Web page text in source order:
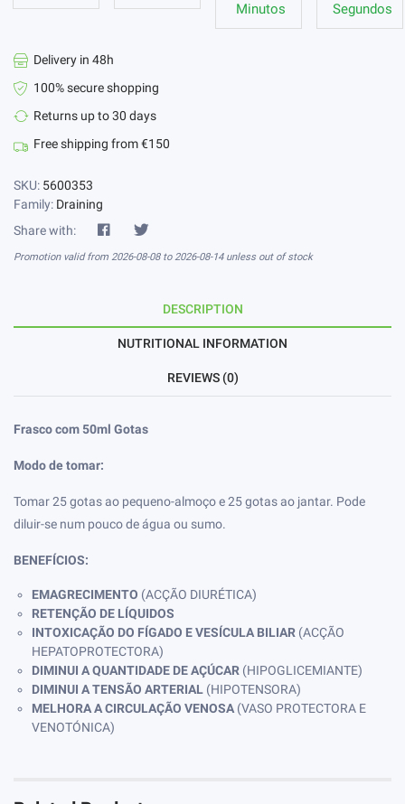
Minutos Segundos
Delivery in 48h
100% secure shopping
Returns up to 30 days
Free shipping from €150
SKU: 5600353
Family: Draining
Share with:
Promotion valid from 2026-08-08 to 2026-08-14 unless out of stock
DESCRIPTION
NUTRITIONAL INFORMATION
REVIEWS (0)
Frasco com 50ml Gotas
Modo de tomar:
Tomar 25 gotas ao pequeno-almoço e 25 gotas ao jantar. Pode
diluir-se num pouco de água ou sumo.
BENEFÍCIOS:
EMAGRECIMENTO (ACÇÃO DIURÉTICA)
RETENÇÃO DE LÍQUIDOS
INTOXICAÇÃO DO FÍGADO E VESÍCULA BILIAR (ACÇÃO
HEPATOPROTECTORA)
DIMINUI A QUANTIDADE DE AÇÚCAR (HIPOGLICEMIANTE)
DIMINUI A TENSÃO ARTERIAL (HIPOTENSORA)
MELHORA A CIRCULAÇÃO VENOSA(VASO PROTECTORA E
VENOTÓNICA)